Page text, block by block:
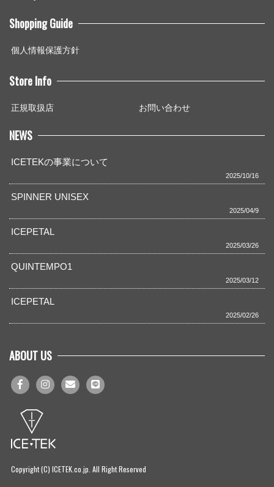
Shopping Guide
個人情報保護方針
Store Info
正規取扱店 お問い合わせ
NEWS
ICETEKの事業について
2025/10/16
SPINNER UNISEX
2025/04/9
ICEPETAL
2025/03/26
QUINTEMPO1
2025/03/12
ICEPETAL
2025/02/26
ABOUT US
Copyright (C) ICETEK.co.jp. All Right Reserved